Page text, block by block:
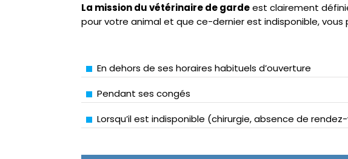
La mission du vétérinaire de gardeest clairement
pour votre animal et que ce-dernier est indisponible, vous
En dehors de ses horaires habituels d’ouverture
Pendant ses congés
Lorsqu’il est indisponible (chirurgie, absence de rendez-